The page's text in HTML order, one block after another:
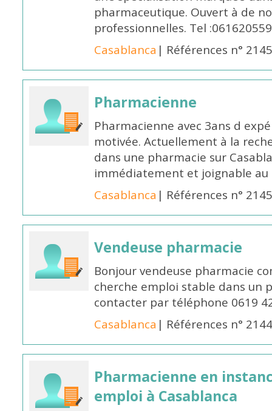
pharmaceutique. Ouvert à de
professionnelles. Tel
Casablanca | Références n°
Pharmacienne
Pharmacienne avec 3ans d
motivée. Actuellement à la
dans une pharmacie sur
immédiatement et joignable au
Casablanca | Références n°
Vendeuse pharmacie
Bonjour vendeuse pharmacie
cherche emploi stable dans un
contacter par téléphone 0619
Casablanca | Références n°
Pharmacienne en
emploi à Casablanca